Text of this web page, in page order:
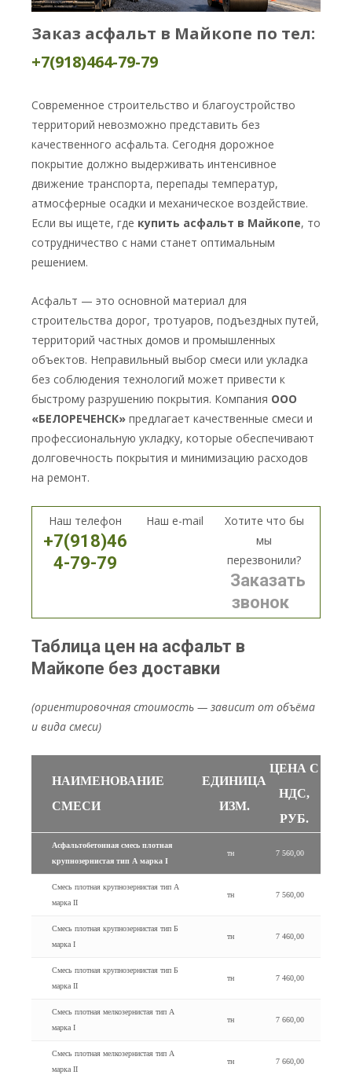
Заказ асфальт в Майкопе по тел:
+7(918)464-79-79
Современное строительство и благоустройство
территорий невозможно представить без
качественного асфальта. Сегодня дорожное
покрытие должно выдерживать интенсивное
движение транспорта, перепады температур,
атмосферные осадки и механическое воздействие.
Если вы ищете, где купить асфальт в Майкопе, то
сотрудничество с нами станет оптимальным
решением.
Асфальт — это основной материал для
строительства дорог, тротуаров, подъездных путей,
территорий частных домов и промышленных
объектов. Неправильный выбор смеси или укладка
без соблюдения технологий может привести к
быстрому разрушению покрытия. Компания ООО
«БЕЛОРЕЧЕНСК» предлагает качественные смеси и
профессиональную укладку, которые обеспечивают
долговечность покрытия и минимизацию расходов
на ремонт.
Наш телефон
+7(918)46
4-79-79
Наш e-mail
Хотите что бы
мы
перезвонили?
Заказать
звонок
Таблица цен на асфальт в
Майкопе без доставки
(ориентировочная стоимость — зависит от объёма
и вида смеси)
НАИМЕНОВАНИЕ
СМЕСИ
ЕДИНИЦА
ИЗМ.
ЦЕНА С
НДС,
РУБ.
Асфальтобетонная смесь плотная
крупнозернистая тип А марка I
тн 7 560,00
Смесь плотная крупнозернистая тип А
марка II
тн 7 560,00
Смесь плотная крупнозернистая тип Б
марка I
тн 7 460,00
Смесь плотная крупнозернистая тип Б
марка II
тн 7 460,00
Смесь плотная мелкозернистая тип А
марка I
тн 7 660,00
Смесь плотная мелкозернистая тип А
марка II
тн 7 660,00